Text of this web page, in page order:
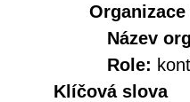
Název
Role:
Klíčová slova